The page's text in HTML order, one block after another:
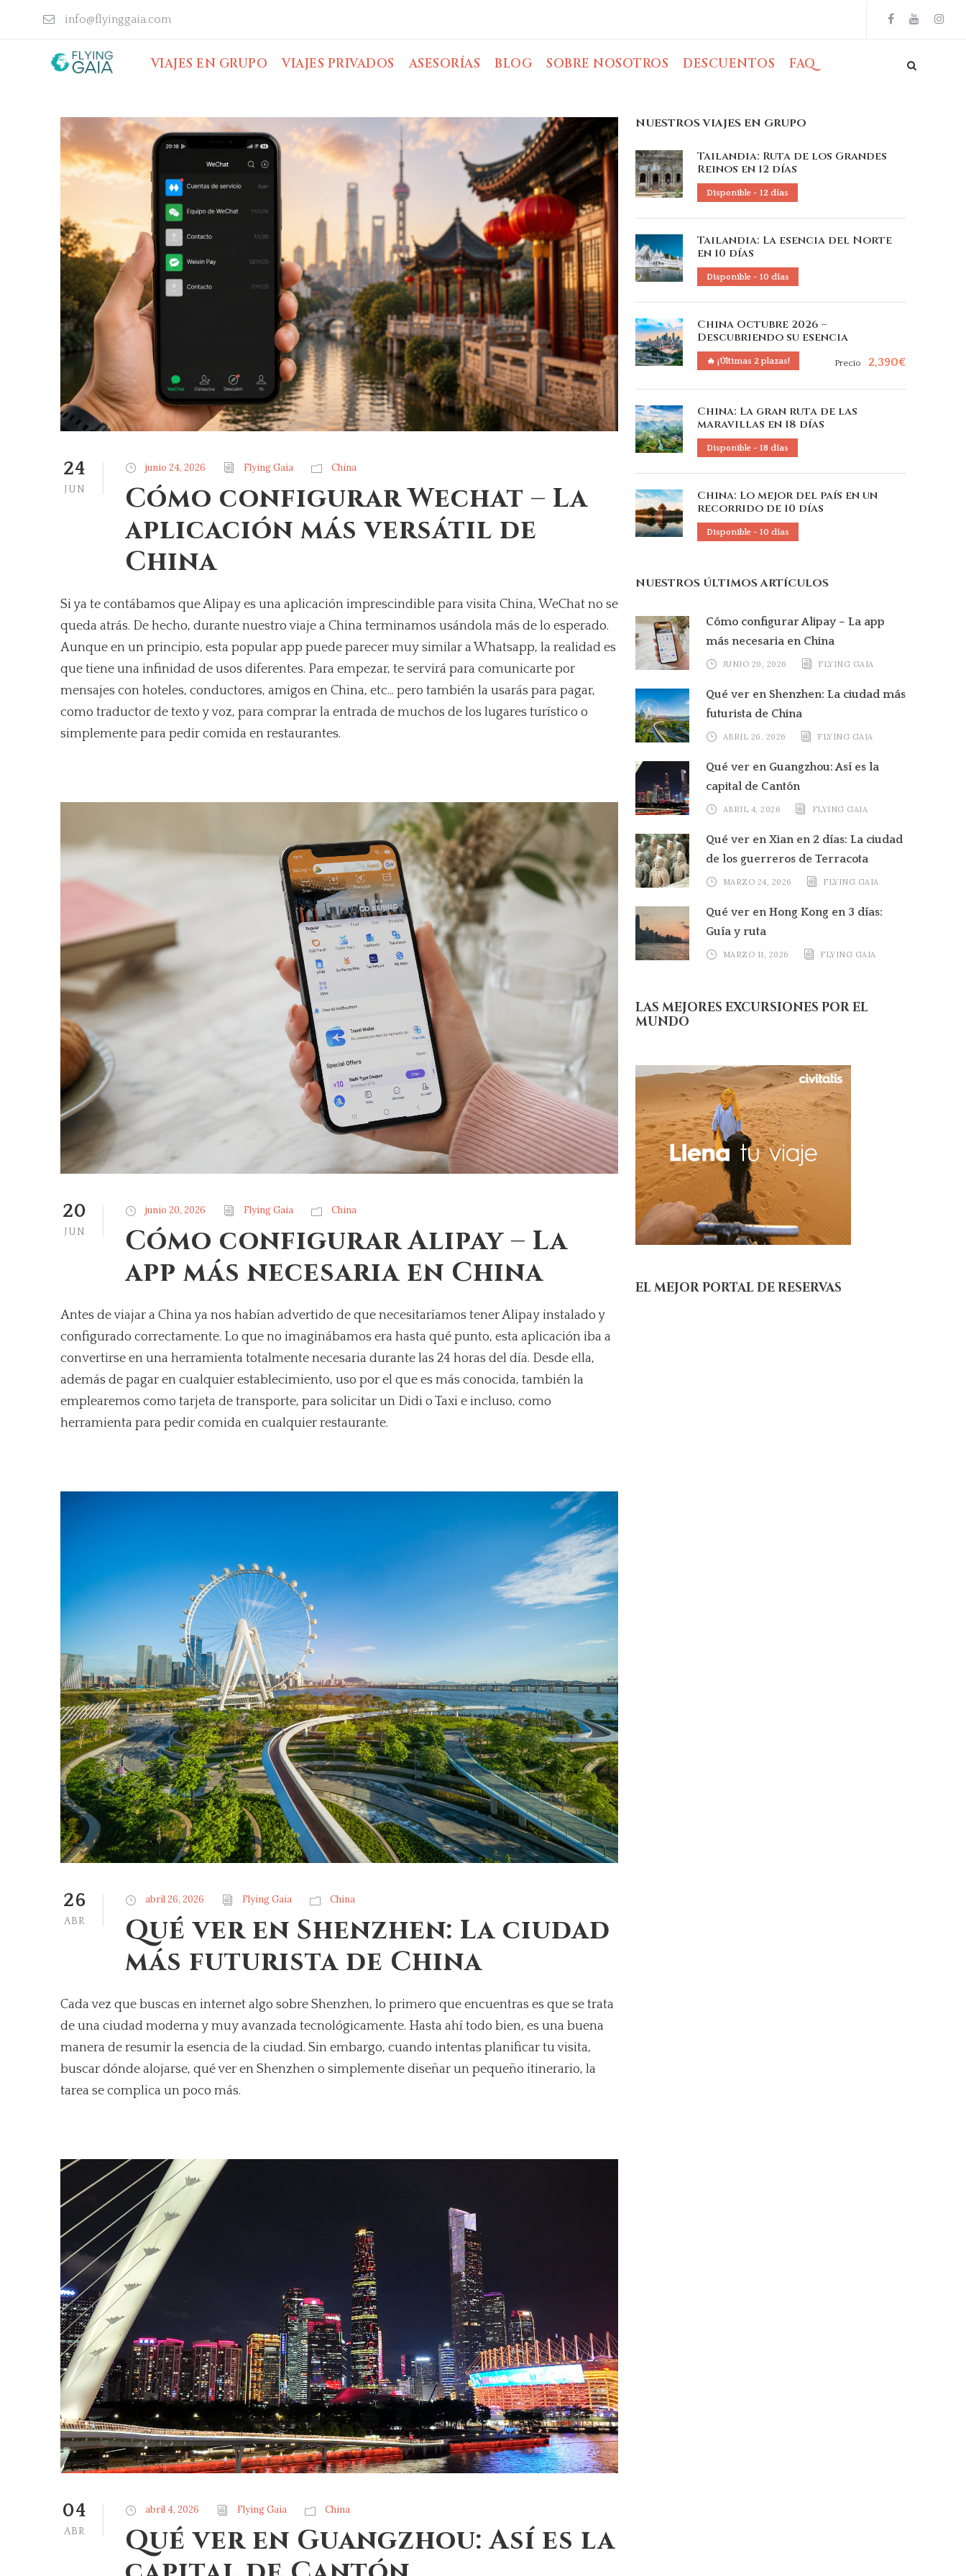
info@flyinggaia.com
VIAJES EN GRUPO VIAJES PRIVADOS ASESORÍAS BLOG SOBRE NOSOTROS DESCUENTOS FAQ
24
JUN
junio 24, 2026 Flying Gaia China
Cómo configurar Wechat – La
aplicación más versátil de
China
Si ya te contábamos que Alipay es una aplicación imprescindible para visita China, WeChat no se
queda atrás. De hecho, durante nuestro viaje a China terminamos usándola más de lo esperado.
Aunque en un principio, esta popular app puede parecer muy similar a Whatsapp, la realidad es
que tiene una infinidad de usos diferentes. Para empezar, te servirá para comunicarte por
mensajes con hoteles, conductores, amigos en China, etc... pero también la usarás para pagar,
como traductor de texto y voz, para comprar la entrada de muchos de los lugares turístico o
simplemente para pedir comida en restaurantes.
20
JUN
junio 20, 2026 Flying Gaia China
Cómo configurar Alipay – La
app más necesaria en China
Antes de viajar a China ya nos habían advertido de que necesitaríamos tener Alipay instalado y
configurado correctamente. Lo que no imaginábamos era hasta qué punto, esta aplicación iba a
convertirse en una herramienta totalmente necesaria durante las 24 horas del día. Desde ella,
además de pagar en cualquier establecimiento, uso por el que es más conocida, también la
emplearemos como tarjeta de transporte, para solicitar un Didi o Taxi e incluso, como
herramienta para pedir comida en cualquier restaurante.
26
ABR
abril 26, 2026 Flying Gaia China
Qué ver en Shenzhen: La ciudad
más futurista de China
Cada vez que buscas en internet algo sobre Shenzhen, lo primero que encuentras es que se trata
de una ciudad moderna y muy avanzada tecnológicamente. Hasta ahí todo bien, es una buena
manera de resumir la esencia de la ciudad. Sin embargo, cuando intentas planificar tu visita,
buscar dónde alojarse, qué ver en Shenzhen o simplemente diseñar un pequeño itinerario, la
tarea se complica un poco más.
04
ABR
abril 4, 2026 Flying Gaia China
Qué ver en Guangzhou: Así es la
NUESTROS VIAJES EN GRUPO
Tailandia: Ruta de los Grandes
Reinos en 12 días
Disponible - 12 días
Tailandia: La esencia del Norte
en 10 días
Disponible - 10 días
China Octubre 2026 –
Descubriendo su esencia
🔥 ¡Últimas 2 plazas! Precio 2,390€
China: La gran ruta de las
maravillas en 18 días
Disponible - 18 días
China: Lo mejor del país en un
recorrido de 10 días
Disponible - 10 días
NUESTROS ÚLTIMOS ARTÍCULOS
Cómo configurar Alipay – La app
más necesaria en China
JUNIO 20, 2026 FLYING GAIA
Qué ver en Shenzhen: La ciudad más
futurista de China
ABRIL 26, 2026 FLYING GAIA
Qué ver en Guangzhou: Así es la
capital de Cantón
ABRIL 4, 2026 FLYING GAIA
Qué ver en Xian en 2 días: La ciudad
de los guerreros de Terracota
MARZO 24, 2026 FLYING GAIA
Qué ver en Hong Kong en 3 días:
Guía y ruta
MARZO 11, 2026 FLYING GAIA
LAS MEJORES EXCURSIONES POR EL
MUNDO
EL MEJOR PORTAL DE RESERVAS